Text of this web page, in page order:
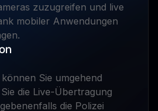
zuzugreifen und live
mobiler Anwendungen
Sie umgehend
die Live-Übertragung
die Polizei